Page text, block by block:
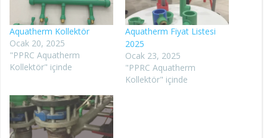
Aquatherm Kollektör
Ocak 20, 2025
"PPRC Aquatherm
Kollektör" içinde
Aquatherm Fiyat Listesi
2025
Ocak 23, 2025
"PPRC Aquatherm
Kollektör" içinde